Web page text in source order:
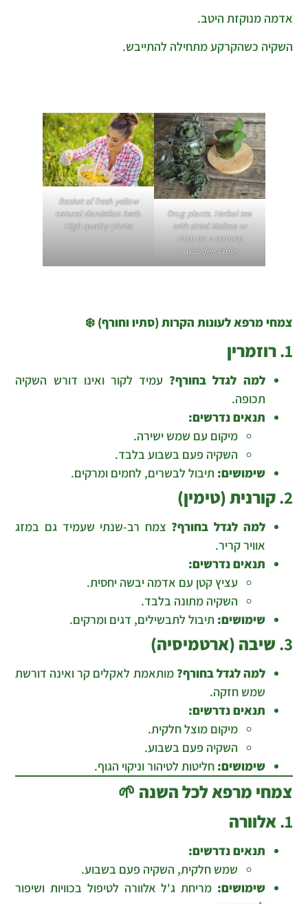
אדמה מנוקזת היטב.
השקיה כשהקרקע מתחילה להתייבש.
Drug plants. Herbal tea
with dried Melissa or
mint on a natural
wooden table.
Basket of fresh yellow
natural dandelion herb.
High quality photo
צמחי מרפא לעונות הקרות (סתיו וחורף) ❄️
1. רוזמרין
למה לגדל בחורף? עמיד לקור ואינו דורש השקיה
תכופה.
תנאים נדרשים:
מיקום עם שמש ישירה.
השקיה פעם בשבוע בלבד.
שימושים: תיבול לבשרים, לחמים ומרקים.
2. קורנית (טימין)
למה לגדל בחורף? צמח רב-שנתי שעמיד גם במזג
אוויר קריר.
תנאים נדרשים:
עציץ קטן עם אדמה יבשה יחסית.
השקיה מתונה בלבד.
שימושים: תיבול לתבשילים, דגים ומרקים.
3. שיבה (ארטמיסיה)
למה לגדל בחורף? מותאמת לאקלים קר ואינה דורשת
שמש חזקה.
תנאים נדרשים:
מיקום מוצל חלקית.
השקיה פעם בשבוע.
שימושים: חליטות לטיהור וניקוי הגוף.
צמחי מרפא לכל השנה 🌱
1. אלוורה
תנאים נדרשים:
שמש חלקית, השקיה פעם בשבוע.
שימושים: מריחת ג'ל אלוורה לטיפול בכוויות ושיפור